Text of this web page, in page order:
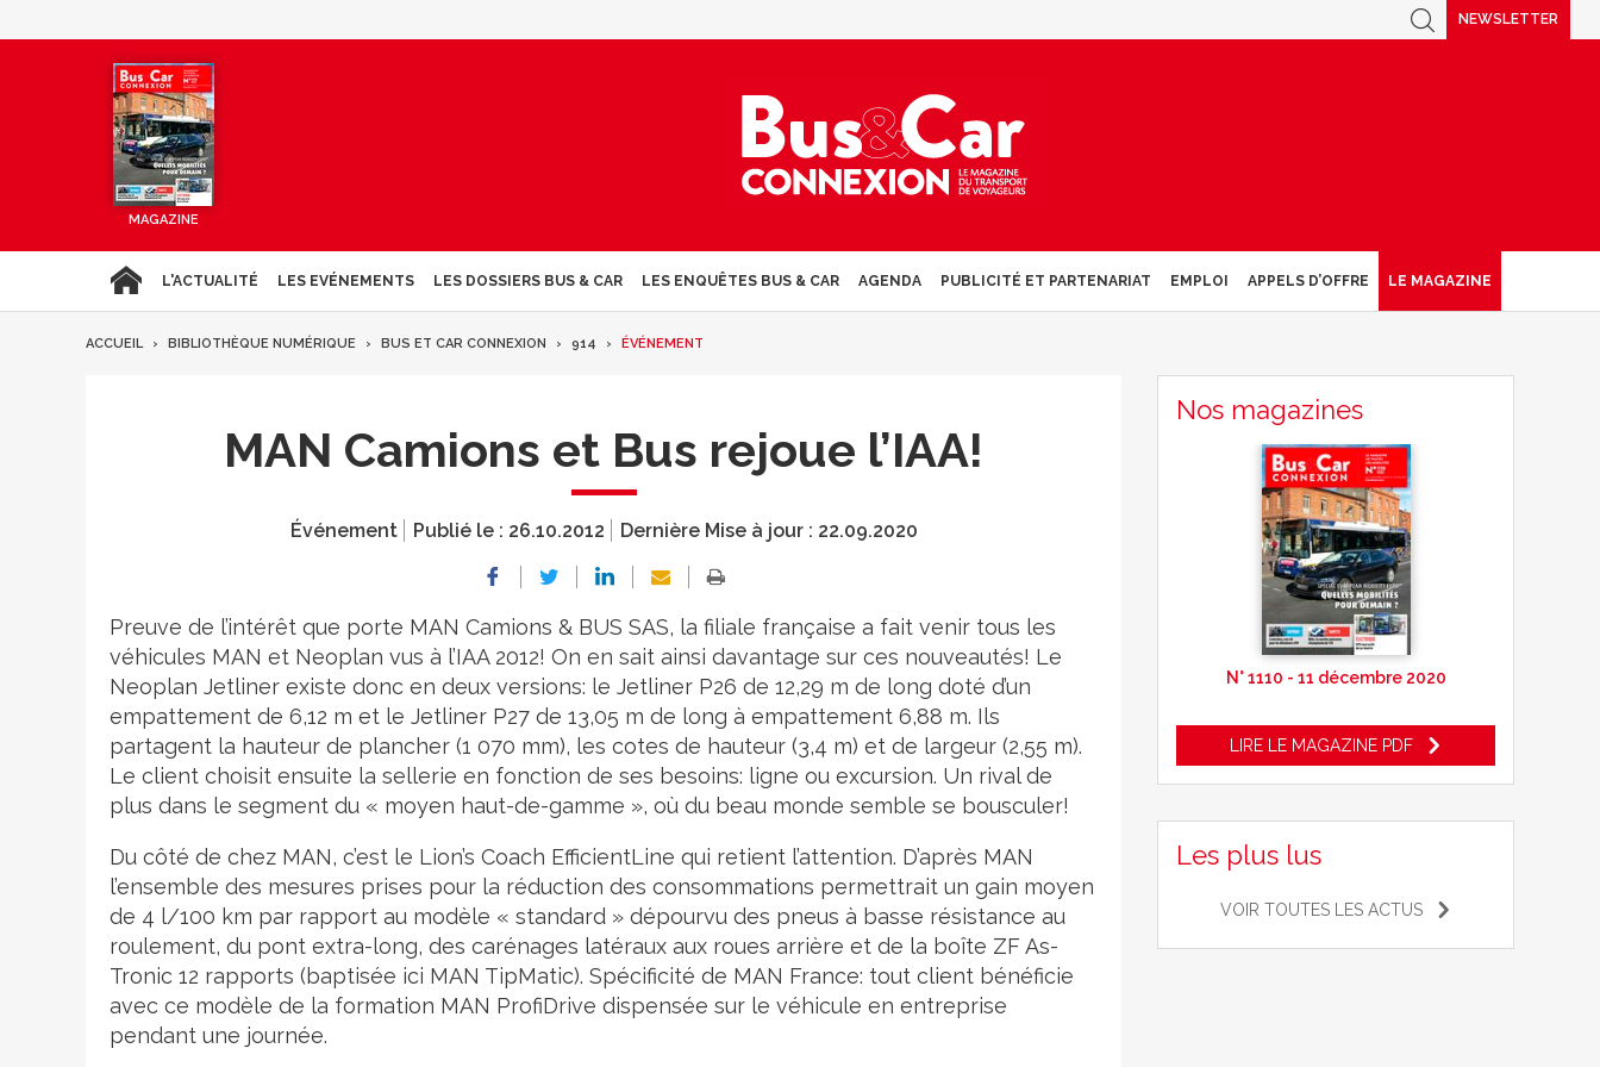
NEWSLETTER
MAGAZINE
L'ACTUALITÉ LES EVÉNEMENTS LES DOSSIERS BUS & CAR LES ENQUÊTES BUS & CAR AGENDA PUBLICITÉ ET PARTENARIAT EMPLOI APPELS D’OFFRE LE MAGAZINE
ACCUEIL BIBLIOTHÈQUE NUMÉRIQUE BUS ET CAR CONNEXION 914 ÉVÉNEMENT
MAN Camions et Bus rejoue l’IAA!
Événement Publié le : 26.10.2012 Dernière Mise à jour : 22.09.2020
Preuve de l’intérêt que porte MAN Camions & BUS SAS, la filiale française a fait venir tous les
véhicules MAN et Neoplan vus à l’IAA 2012! On en sait ainsi davantage sur ces nouveautés! Le
Neoplan Jetliner existe donc en deux versions: le Jetliner P26 de 12,29 m de long doté d’un
empattement de 6,12 m et le Jetliner P27 de 13,05 m de long à empattement 6,88 m. Ils
partagent la hauteur de plancher (1 070 mm), les cotes de hauteur (3,4 m) et de largeur (2,55 m).
Le client choisit ensuite la sellerie en fonction de ses besoins: ligne ou excursion. Un rival de
plus dans le segment du « moyen haut-de-gamme », où du beau monde semble se bousculer!
Du côté de chez MAN, c’est le Lion’s Coach EfficientLine qui retient l’attention. D’après MAN
l’ensemble des mesures prises pour la réduction des consommations permettrait un gain moyen
de 4 l/100 km par rapport au modèle « standard » dépourvu des pneus à basse résistance au
roulement, du pont extra-long, des carénages latéraux aux roues arrière et de la boîte ZF As-
Tronic 12 rapports (baptisée ici MAN TipMatic). Spécificité de MAN France: tout client bénéficie
avec ce modèle de la formation MAN ProfiDrive dispensée sur le véhicule en entreprise
pendant une journée.
Nos magazines
N° 1110 - 11 décembre 2020
LIRE LE MAGAZINE PDF
Les plus lus
VOIR TOUTES LES ACTUS